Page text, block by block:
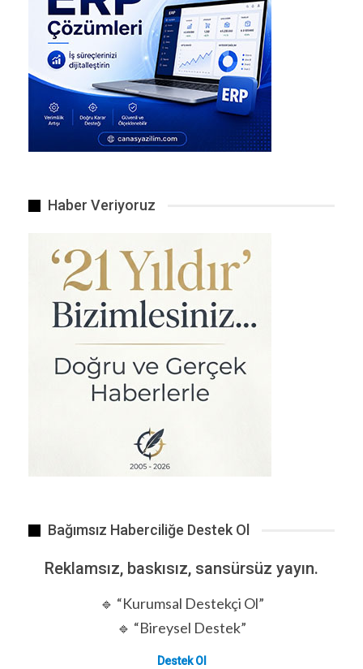
Haber Veriyoruz
Bağımsız Haberciliğe Destek Ol
Reklamsız, baskısız, sansürsüz yayın.
🔹 “Kurumsal Destekçi Ol”
🔹 “Bireysel Destek”
Destek Ol